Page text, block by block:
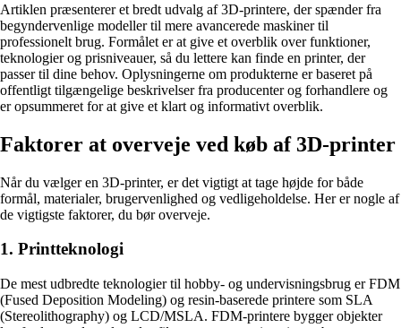
Artiklen præsenterer et bredt udvalg af 3D-printere, der spænder fra
begyndervenlige modeller til mere avancerede maskiner til
professionelt brug. Formålet er at give et overblik over funktioner,
teknologier og prisniveauer, så du lettere kan finde en printer, der
passer til dine behov. Oplysningerne om produkterne er baseret på
offentligt tilgængelige beskrivelser fra producenter og forhandlere og
er opsummeret for at give et klart og informativt overblik.
Faktorer at overveje ved køb af 3D-printer
Når du vælger en 3D-printer, er det vigtigt at tage højde for både
formål, materialer, brugervenlighed og vedligeholdelse. Her er nogle af
de vigtigste faktorer, du bør overveje.
1. Printteknologi
De mest udbredte teknologier til hobby- og undervisningsbrug er FDM
(Fused Deposition Modeling) og resin-baserede printere som SLA
(Stereolithography) og LCD/MSLA. FDM-printere bygger objekter